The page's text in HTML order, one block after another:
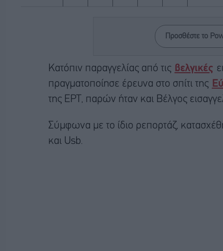
Προσθέστε το
Kατόπιν παραγγελίας από τις βελγικές
πραγματοποίησε έρευνα στο σπίτι της
της ΕΡΤ, παρών ήταν και Βέλγος
Σύμφωνα με το ίδιο ρεπορτάζ,
και Usb.